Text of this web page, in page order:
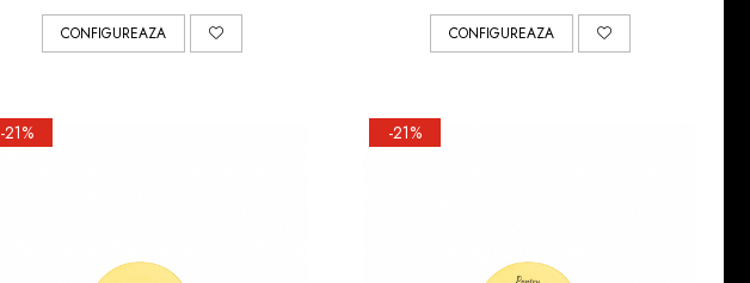
CONFIGUREAZA CONFIGUREAZA
-21% -21%